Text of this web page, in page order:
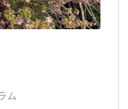
ム